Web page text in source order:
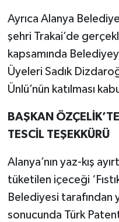
Ayrıca Alanya
şehri Trakai’de
kapsamında
Üyeleri Sadık
Ünlü’nün katılması
BAŞKAN
TESCİL TEŞEKKÜRÜ
Alanya’nın yaz-kış
tüketilen içeceği
Belediyesi tarafından
sonucunda Türk